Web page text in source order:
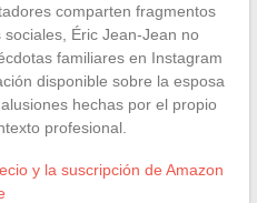
comparten fragmentos
Éric Jean-Jean no
familiares en Instagram
disponible sobre la esposa
hechas por el propio
profesional.
y la suscripción de Amazon